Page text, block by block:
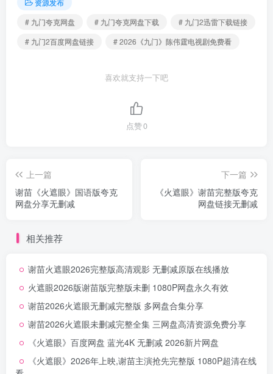
资源发布
# 九门夸克网盘
# 九门夸克网盘下载
# 九门2迅雷下载链接
# 九门2百度网盘链接
# 2026《九门》陈伟霆电视剧免费看
喜欢就支持一下吧
点赞0
上一篇
谢苗《火遮眼》国语版夸克
网盘分享无删减
下一篇
《火遮眼》谢苗完整版夸克
网盘链接无删减
相关推荐
谢苗火遮眼2026完整版高清观影 无删减原版在线播放
火遮眼2026版谢苗版完整版未删 1080P网盘永久有效
谢苗2026火遮眼无删减完整版 多网盘合集分享
谢苗2026火遮眼未删减完整全集 三网盘高清资源免费分享
《火遮眼》百度网盘 蓝光4K 无删减 2026新片网盘
《火遮眼》2026年上映,谢苗主演抢先完整版 1080P超清在线